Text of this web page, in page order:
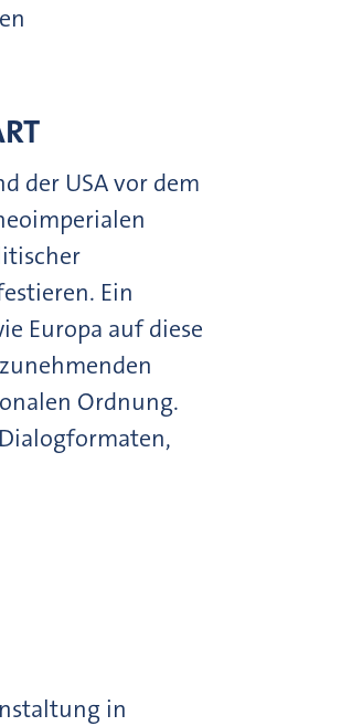
der USA vor dem
Ein
Europa auf diese
Ordnung.
in